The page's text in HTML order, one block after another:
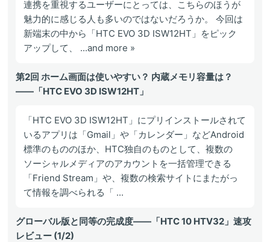
連携を重視するユーザーにとっては、こちらのほうが
魅力的に感じる人も多いのではないだろうか。 今回は
新端末の中から「HTC EVO 3D ISW12HT」をピック
アップして、 ...and more »
第2回 ホーム画面は使いやすい？ 内蔵メモリ容量は？
――「HTC EVO 3D ISW12HT」
「HTC EVO 3D ISW12HT」にプリインストールされて
いるアプリは「Gmail」や「カレンダー」などAndroid
標準のもののほか、HTC独自のものとして、複数の
ソーシャルメディアのアカウントを一括管理できる
「Friend Stream」や、複数の検索サイトにまたがっ
て情報を調べられる「 ...
グローバル版と同等の完成度――「HTC 10 HTV32」速攻
レビュー (1/2)